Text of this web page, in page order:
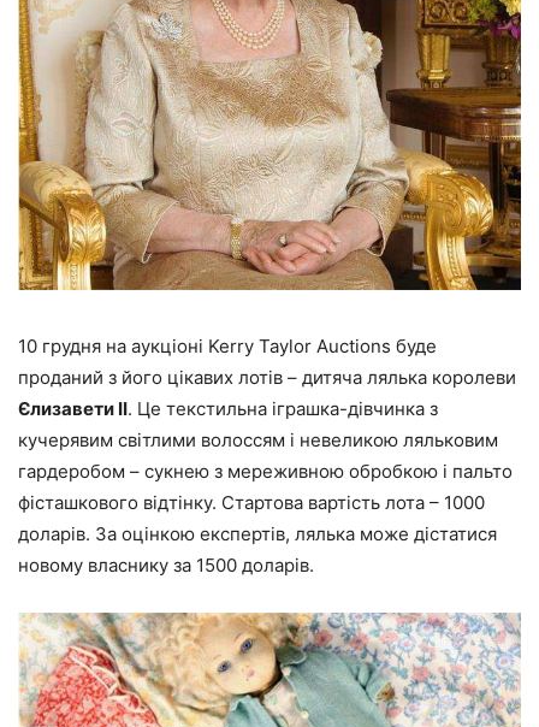
10 грудня на аукціоні Kerry Taylor Auctions буде
проданий з його цікавих лотів – дитяча лялька королеви
Єлизавети II. Це текстильна іграшка-дівчинка з
кучерявим світлими волоссям і невеликою ляльковим
гардеробом – сукнею з мереживною обробкою і пальто
фісташкового відтінку. Стартова вартість лота – 1000
доларів. За оцінкою експертів, лялька може дістатися
новому власнику за 1500 доларів.